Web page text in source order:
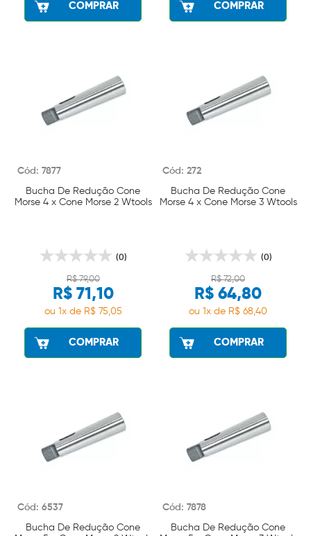
COMPRAR COMPRAR
Cód: 7877
Bucha De Redução Cone
Morse 4 x Cone Morse 2 Wtools
(0)
R$ 79,00
R$ 71,10
ou 1x de R$ 75,05
COMPRAR
Cód: 272
Bucha De Redução Cone
Morse 4 x Cone Morse 3 Wtools
(0)
R$ 72,00
R$ 64,80
ou 1x de R$ 68,40
COMPRAR
Cód: 6537
Bucha De Redução Cone
Cód: 7878
Bucha De Redução Cone